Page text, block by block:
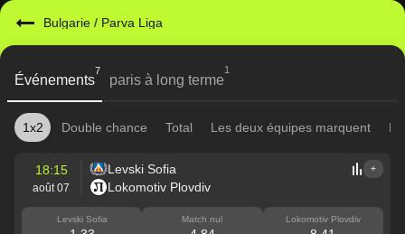
Bulgarie / Parva Liga
Événements
7
paris à long terme
1
1x2 Double chance Total Les deux équipes marquent
18:15
août 07
Levski Sofia
Lokomotiv Plovdiv
+
Levski Sofia Match nul Lokomotiv Plovdiv